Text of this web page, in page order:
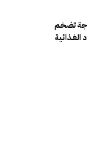
تضخم
الغذائية